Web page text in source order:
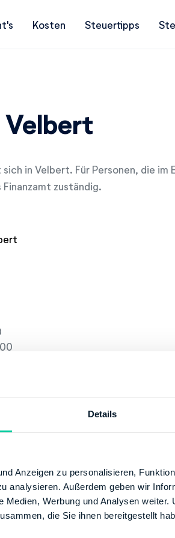
Details
Anzeigen zu personalisieren,
analysieren. Außerdem geben wir
Medien, Werbung und Analysen
die Sie ihnen bereitgestellt
Kosten Steuertipps
Velbert
in Velbert. Für Personen, die im
zuständig.